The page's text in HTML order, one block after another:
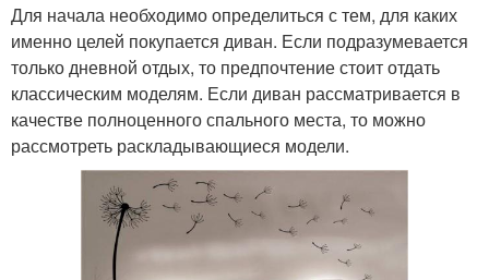
Для начала необходимо определиться с тем, для каких
именно целей покупается диван. Если подразумевается
только дневной отдых, то предпочтение стоит отдать
классическим моделям. Если диван рассматривается в
качестве полноценного спального места, то можно
рассмотреть раскладывающиеся модели.